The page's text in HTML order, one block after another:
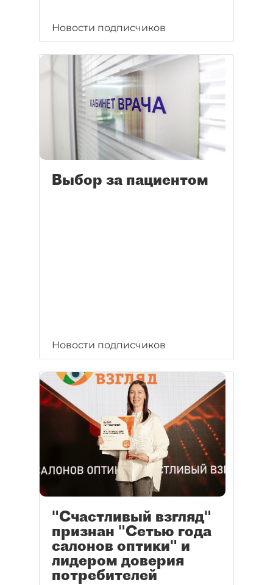
Новости подписчиков
Выбор за пациентом
Новости подписчиков
"Счастливый взгляд"
признан "Сетью года
салонов оптики" и
лидером доверия
потребителей